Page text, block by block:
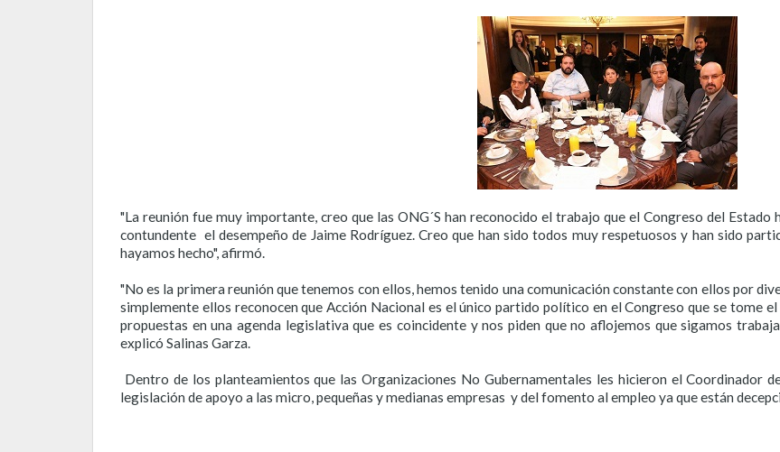
"La reunión fue muy importante, creo que las ONG´S han reconocido el trabajo que el Congreso del
contundente el desempeño de Jaime Rodríguez. Creo que han sido todos muy respetuosos y han sido
hayamos hecho", afirmó.
"No es la primera reunión que tenemos con ellos, hemos tenido una comunicación constante con ellos por
simplemente ellos reconocen que Acción Nacional es el único partido político en el Congreso que se tome
propuestas en una agenda legislativa que es coincidente y nos piden que no aflojemos que sigamos
explicó Salinas Garza.
Dentro de los planteamientos que las Organizaciones No Gubernamentales les hicieron el Coordinador
legislación de apoyo a las micro, pequeñas y medianas empresas y del fomento al empleo ya que están